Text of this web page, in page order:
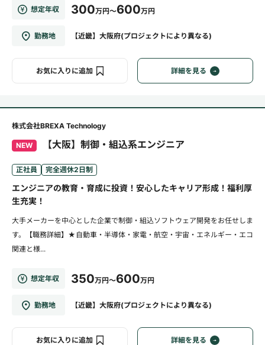
想定年収 300万円～600万円
勤務地 【近畿】大阪府(プロジェクトにより異なる)
お気に入りに追加 詳細を見る
株式会社BREXA Technology
NEW 【大阪】制御・組込系エンジニア
正社員 完全週休2日制
エンジニアの教育・育成に投資！安心したキャリア形成！福利厚
生充実！
大手メーカーを中心とした企業で制御・組込ソフトウェア開発をお任せしま
す。【職務詳細】★自動車・半導体・家電・航空・宇宙・エネルギー・エコ
関連と様...
想定年収 350万円～600万円
勤務地 【近畿】大阪府(プロジェクトにより異なる)
お気に入りに追加 詳細を見る